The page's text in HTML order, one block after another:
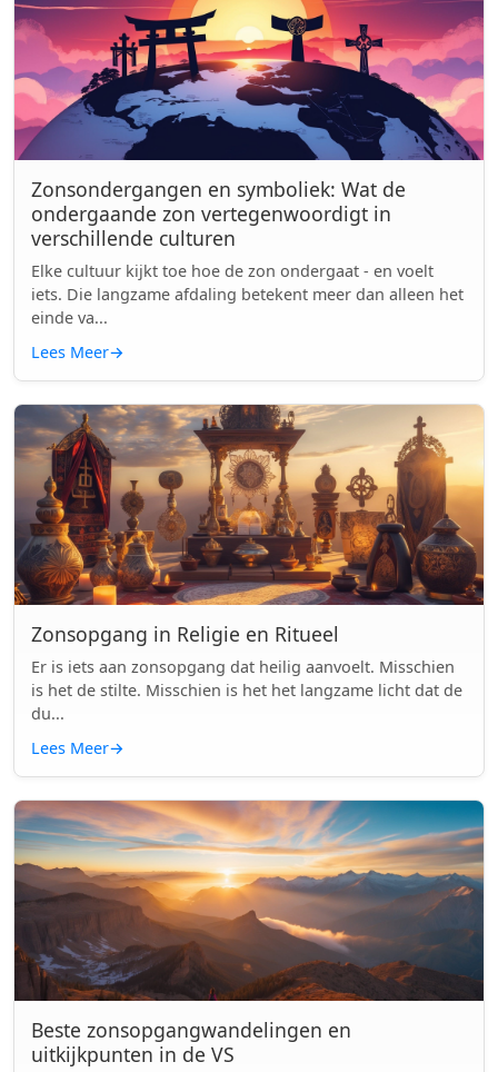
Zonsondergangen en symboliek: Wat de
ondergaande zon vertegenwoordigt in
verschillende culturen
Elke cultuur kijkt toe hoe de zon ondergaat - en voelt
iets. Die langzame afdaling betekent meer dan alleen het
einde va...
Lees Meer→
Zonsopgang in Religie en Ritueel
Er is iets aan zonsopgang dat heilig aanvoelt. Misschien
is het de stilte. Misschien is het het langzame licht dat de
du...
Lees Meer→
Beste zonsopgangwandelingen en
uitkijkpunten in de VS